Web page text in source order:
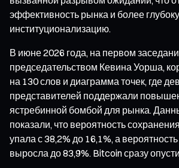
эффективность рынка и более
институционализацию.
В июне 2026 года, на первом
председательством Кевина Уорша,
на 130 слов и диаграмма точек, где
представителей поддержали
ястребинной бомбой для рынка.
показали, что вероятность
упала с 38,2% до 16,1%, а
выросла до 83,9%. Bitcoin сразу